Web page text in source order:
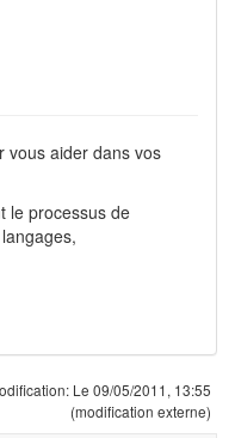
vous aider dans vos
le processus de
Le 09/05/2011, 13:55
(modification externe)